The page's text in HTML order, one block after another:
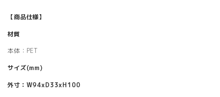
【商品仕様】
材質
本体：PET
サイズ(mm)
外寸：W94xD33xH100